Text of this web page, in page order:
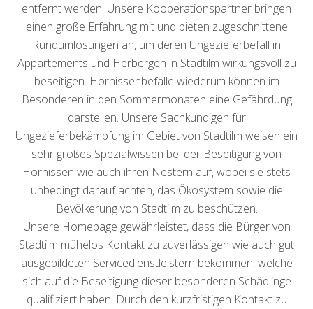
entfernt werden. Unsere Kooperationspartner bringen
einen große Erfahrung mit und bieten zugeschnittene
Rundumlösungen an, um deren Ungezieferbefall in
Appartements und Herbergen in Stadtilm wirkungsvoll zu
beseitigen. Hornissenbefälle wiederum können im
Besonderen in den Sommermonaten eine Gefährdung
darstellen. Unsere Sachkundigen für
Ungezieferbekämpfung im Gebiet von Stadtilm weisen ein
sehr großes Spezialwissen bei der Beseitigung von
Hornissen wie auch ihren Nestern auf, wobei sie stets
unbedingt darauf achten, das Ökosystem sowie die
Bevölkerung von Stadtilm zu beschützen.
Unsere Homepage gewährleistet, dass die Bürger von
Stadtilm mühelos Kontakt zu zuverlässigen wie auch gut
ausgebildeten Servicedienstleistern bekommen, welche
sich auf die Beseitigung dieser besonderen Schädlinge
qualifiziert haben. Durch den kurzfristigen Kontakt zu